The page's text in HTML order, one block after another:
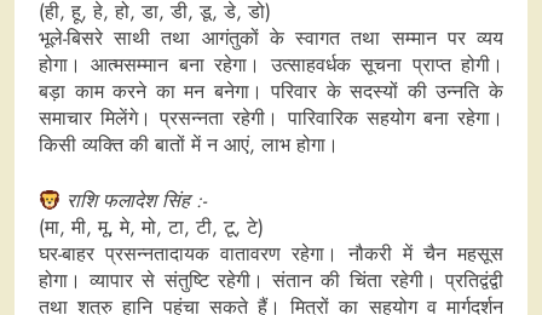
(ही, हू, हे, हो, डा, डी, डू, डे, डो)
भूले-बिसरे साथी तथा आगंतुकों के स्वागत तथा सम्मान पर व्यय
होगा। आत्मसम्मान बना रहेगा। उत्साहवर्धक सूचना प्राप्त होगी।
बड़ा काम करने का मन बनेगा। परिवार के सदस्यों की उन्नति के
समाचार मिलेंगे। प्रसन्नता रहेगी। पारिवारिक सहयोग बना रहेगा।
किसी व्यक्ति की बातों में न आएं, लाभ होगा।
राशि फलादेश सिंह :-
(मा, मी, मू, मे, मो, टा, टी, टू, टे)
घर-बाहर प्रसन्नतादायक वातावरण रहेगा। नौकरी में चैन महसूस
होगा। व्यापार से संतुष्टि रहेगी। संतान की चिंता रहेगी। प्रतिद्वंद्वी
तथा शत्रु हानि पहुंचा सकते हैं। मित्रों का सहयोग व मार्गदर्शन